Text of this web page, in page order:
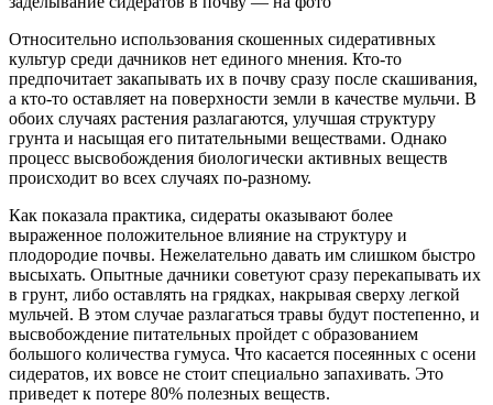
Относительно использования скошенных сидеративных
культур среди дачников нет единого мнения. Кто-то
предпочитает закапывать их в почву сразу после скашивания,
а кто-то оставляет на поверхности земли в качестве мульчи. В
обоих случаях растения разлагаются, улучшая структуру
грунта и насыщая его питательными веществами. Однако
процесс высвобождения биологически активных веществ
происходит во всех случаях по-разному.
Как показала практика, сидераты оказывают более
выраженное положительное влияние на структуру и
плодородие почвы. Нежелательно давать им слишком быстро
высыхать. Опытные дачники советуют сразу перекапывать их
в грунт, либо оставлять на грядках, накрывая сверху легкой
мульчей. В этом случае разлагаться травы будут постепенно, и
высвобождение питательных пройдет с образованием
большого количества гумуса. Что касается посеянных с осени
сидератов, их вовсе не стоит специально запахивать. Это
приведет к потере 80% полезных веществ.